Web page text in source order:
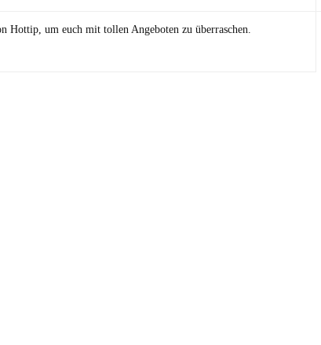
Hottip, um euch mit tollen Angeboten zu überraschen.